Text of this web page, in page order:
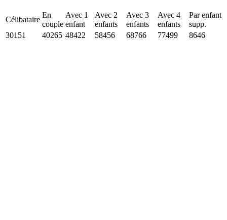
Célibataire
En
couple
Avec 1
enfant
Avec 2
enfants
Avec 3
enfants
Avec 4
enfants
Par enfant
supp.
30151
40265 48422 58456 68766 77499 8646